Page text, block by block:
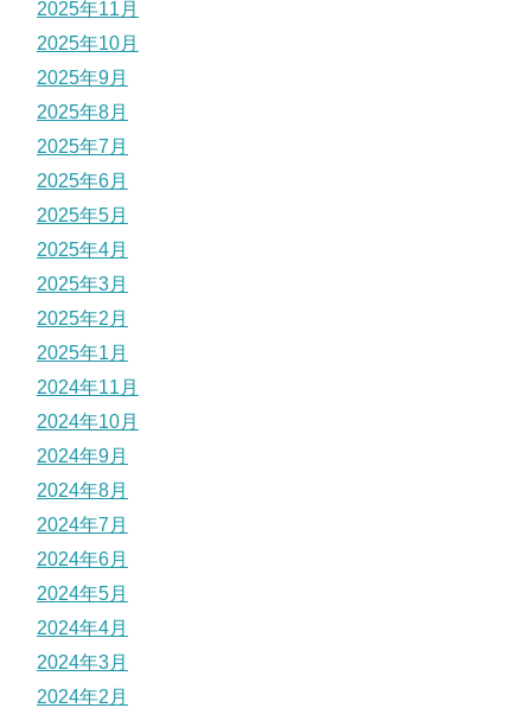
2025年11月
2025年10月
2025年9月
2025年8月
2025年7月
2025年6月
2025年5月
2025年4月
2025年3月
2025年2月
2025年1月
2024年11月
2024年10月
2024年9月
2024年8月
2024年7月
2024年6月
2024年5月
2024年4月
2024年3月
2024年2月